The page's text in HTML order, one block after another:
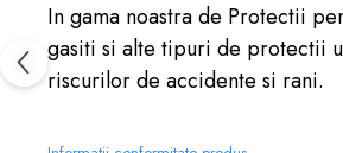
In gama noastra de Protectii
gasiti si alte tipuri de protectii
riscurilor de accidente si rani.